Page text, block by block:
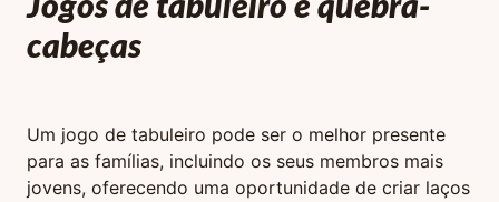
Jogos de tabuleiro e quebra-
cabeças
Um jogo de tabuleiro pode ser o melhor presente
para as famílias, incluindo os seus membros mais
jovens, oferecendo uma oportunidade de criar laços